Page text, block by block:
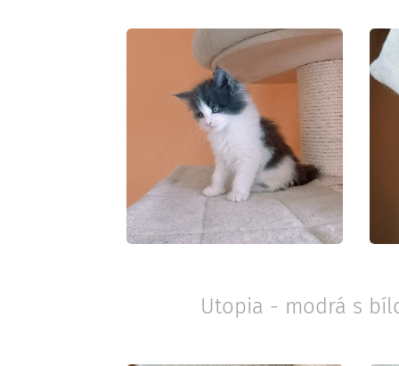
Utopia - modrá s